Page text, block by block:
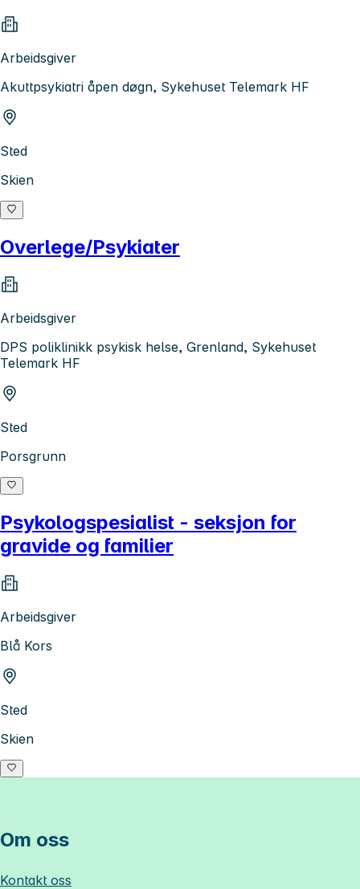
Arbeidsgiver
Akuttpsykiatri åpen døgn, Sykehuset Telemark HF
Sted
Skien
Overlege/Psykiater
Arbeidsgiver
DPS poliklinikk psykisk helse, Grenland, Sykehuset
Telemark HF
Sted
Porsgrunn
Psykologspesialist - seksjon for
gravide og familier
Arbeidsgiver
Blå Kors
Sted
Skien
Om oss
Kontakt oss